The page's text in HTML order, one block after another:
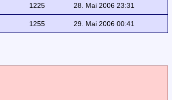
1225 28. Mai 2006 23:31
1255 29. Mai 2006 00:41